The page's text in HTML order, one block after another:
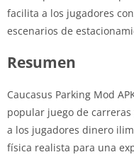
facilita a los jugadores
escenarios de
Resumen
Caucasus Parking Mod
popular juego de
a los jugadores dinero
física realista para una